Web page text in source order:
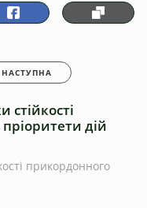
НАСТУПНА
стійкості
дій
прикордонного